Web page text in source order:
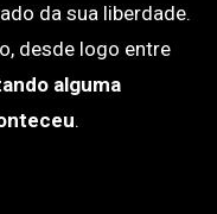
da sua liberdade.
desde logo entre
alguma
.